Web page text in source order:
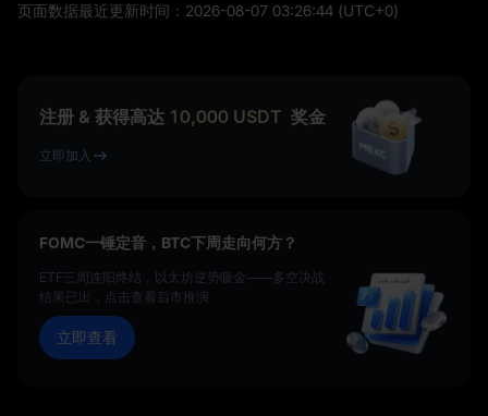
页面数据最近更新时间： 2026-08-07 03:26:44 (UTC+0)
注册 & 获得高达 10,000 USDT 奖金
立即加入
FOMC一锤定音，BTC下周走向何方？
ETF三周连阳终结，以太坊逆势吸金——多空决战
结果已出，点击查看后市推演
立即查看